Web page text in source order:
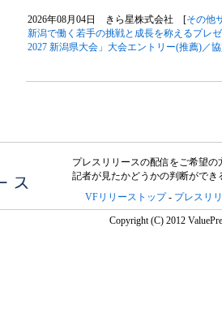
2026年08月04日 きら星株式会社 [その他
新潟で働く若手の挑戦と成長を称えるプレ
2027 新潟県大会」大会エントリー(推薦)／
プレスリリースの配信をご希望の
記者が見たかどうかの判断がで
VFリリーストップ- プレスリ
Copyright (C) 2012